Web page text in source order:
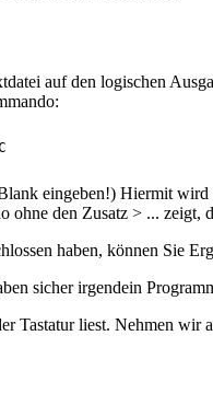
auf den logischen
eingeben!) Hiermit
ohne den Zusatz > ... zeigt,
haben, können Sie
sicher irgendein
Tastatur liest. Nehmen wir